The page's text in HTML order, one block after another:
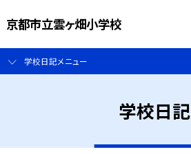
京都市立雲ヶ畑小学校
学校日記メニュー
学校日記